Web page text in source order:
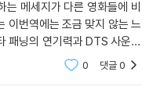
메세지가 다른 영화들에 비
이번역에는 조금 맞지 않는 느
패닝의 연기력과 DTS 사운드
니다. 비록 2DISK는 아니더
0 댓글0